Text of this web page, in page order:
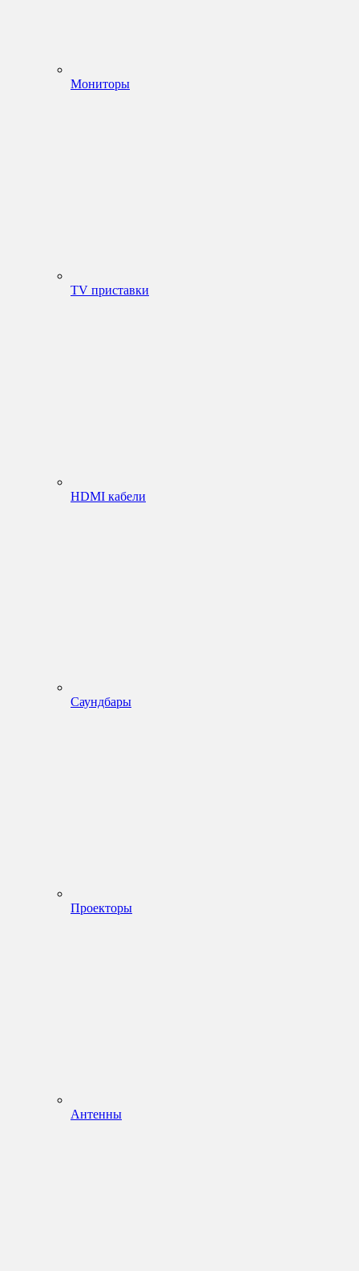
Мониторы
TV приставки
HDMI кабели
Саундбары
Проекторы
Антенны